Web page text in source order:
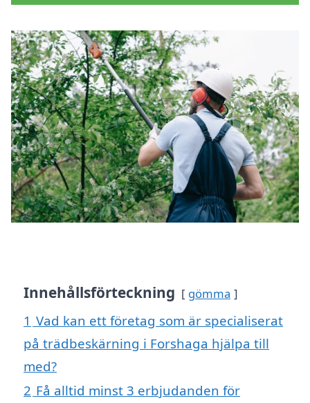
Innehållsförteckning gömma
1 Vad kan ett företag som är specialiserat
på trädbeskärning i Forshaga hjälpa till
med?
2 Få alltid minst 3 erbjudanden för